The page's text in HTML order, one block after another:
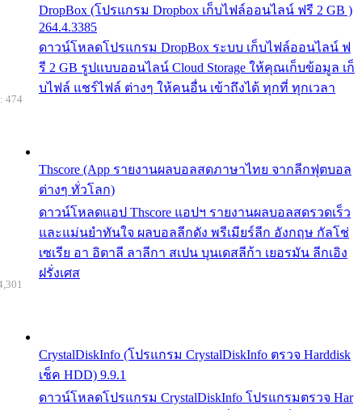
DropBox (โปรแกรม Dropbox เก็บไฟล์ออนไลน์ ฟรี 2 GB )
264.4.3385
ดาวน์โหลดโปรแกรม DropBox ระบบ เก็บไฟล์ออนไลน์ ฟ
รี 2 GB รูปแบบออนไลน์ Cloud Storage ให้คุณเก็บข้อมูล เก็
บไฟล์ แชร์ไฟล์ ต่างๆ ให้คนอื่น เข้าถึงได้ ทุกที่ ทุกเวลา
Thscore (App รายงานผลบอลสดภาษาไทย จากลีกฟุตบอล
ต่างๆ ทั่วโลก)
ดาวน์โหลดแอป Thscore แอปฯ รายงานผลบอลสดรวดเร็ว
และแม่นยำทันใจ ผลบอลลีกดัง พรีเมียร์ลีก อังกฤษ กัลโช่
เซเรีย อา อิตาลี ลาลีกา สเปน บุนเดสลีก้า เยอรมัน ลีกเอิง
ฝรั่งเศส
474
CrystalDiskInfo (โปรแกรม CrystalDiskInfo ตรวจ Harddisk
เช็ค HDD) 9.9.1
ดาวน์โหลดโปรแกรม CrystalDiskInfo โปรแกรมตรวจ Har